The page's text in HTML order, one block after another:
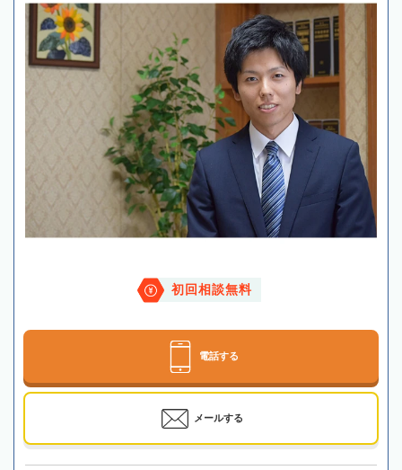
初回相談無料
電話する
メールする